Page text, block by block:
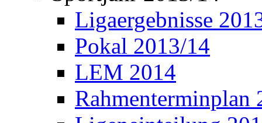
Ligaergebnisse
Pokal 2013/14
LEM 2014
Rahmenterminplan